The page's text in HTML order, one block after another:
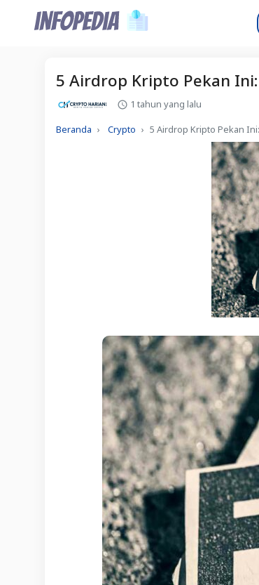
5 Airdrop Kripto Pekan
1 tahun yang lalu
Beranda Crypto 5 Airdrop Kripto Pekan